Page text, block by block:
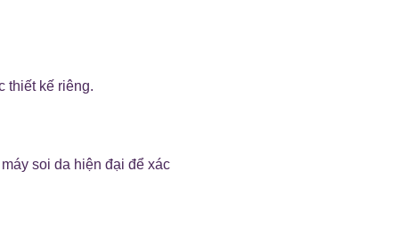
thiết kế riêng.
soi da hiện đại để xác